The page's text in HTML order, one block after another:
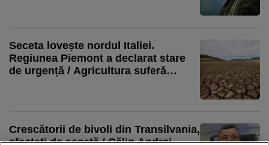
Seceta lovește nordul Italiei.
Regiunea Piemont a declarat stare
de urgență / Agricultura suferă
Crescătorii de bivoli din Transilvania,
afectați de secetă / Călin Andrei